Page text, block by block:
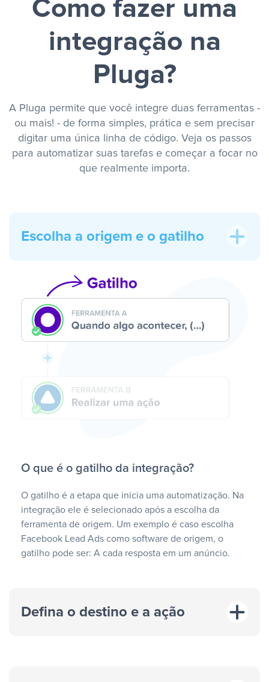
Como fazer uma
integração na
Pluga?
A Pluga permite que você integre duas ferramentas -
ou mais! - de forma simples, prática e sem precisar
digitar uma única linha de código. Veja os passos
para automatizar suas tarefas e começar a focar no
que realmente importa.
Escolha a origem e o gatilho
O que é o gatilho da integração?
O gatilho é a etapa que inicia uma automatização. Na
integração ele é selecionado após a escolha da
ferramenta de origem. Um exemplo é caso escolha
Facebook Lead Ads como software de origem, o
gatilho pode ser: A cada resposta em um anúncio.
Defina o destino e a ação